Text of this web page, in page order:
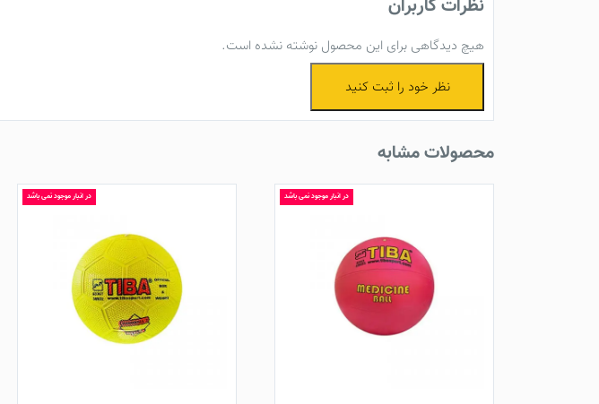
نظرات کاربران
هیچ دیدگاهی برای این محصول نوشته نشده است.
نظر خود را ثبت کنید
محصولات مشابه
در انبار موجود نمی باشد در انبار موجود نمی باشد